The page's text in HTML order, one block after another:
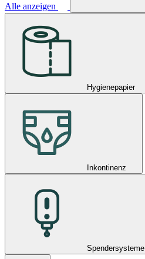
Alle anzeigen
Hygienepapier
Inkontinenz
Spendersysteme